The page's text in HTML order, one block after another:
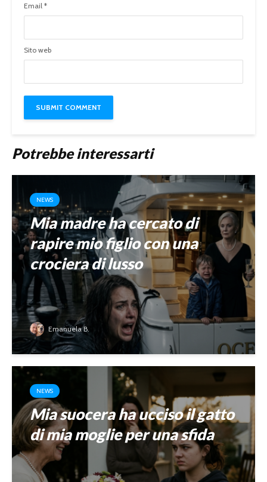
Email *
Sito web
Potrebbe interessarti
NEWS
Mia madre ha cercato di
rapire mio figlio con una
crociera di lusso
Emanuela B.
NEWS
Mia suocera ha ucciso il gatto
di mia moglie per una sfida